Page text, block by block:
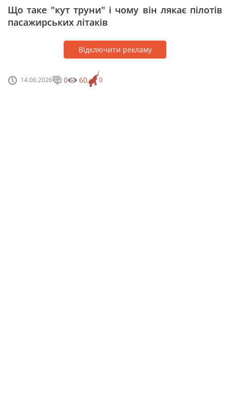
Що таке "кут труни" і чому він лякає пілотів
пасажирських літаків
Відключити рекламу
14.06.2026 0
0 60